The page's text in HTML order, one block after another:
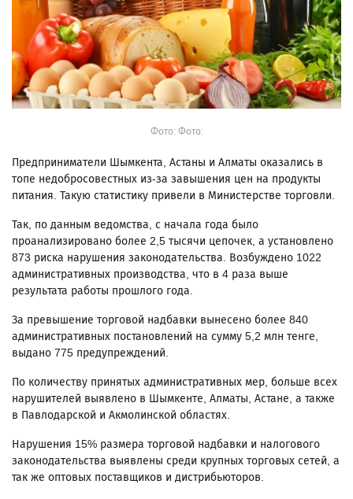
Фото: Фото:
Предприниматели Шымкента, Астаны и Алматы оказались в
топе недобросовестных из-за завышения цен на продукты
питания. Такую статистику привели в Министерстве торговли.
Так, по данным ведомства, с начала года было
проанализировано более 2,5 тысячи цепочек, а установлено
873 риска нарушения законодательства. Возбуждено 1022
административных производства, что в 4 раза выше
результата работы прошлого года.
За превышение торговой надбавки вынесено более 840
административных постановлений на сумму 5,2 млн тенге,
выдано 775 предупреждений.
По количеству принятых административных мер, больше всех
нарушителей выявлено в Шымкенте, Алматы, Астане, а также
в Павлодарской и Акмолинской областях.
Нарушения 15% размера торговой надбавки и налогового
законодательства выявлены среди крупных торговых сетей, а
так же оптовых поставщиков и дистрибьюторов.